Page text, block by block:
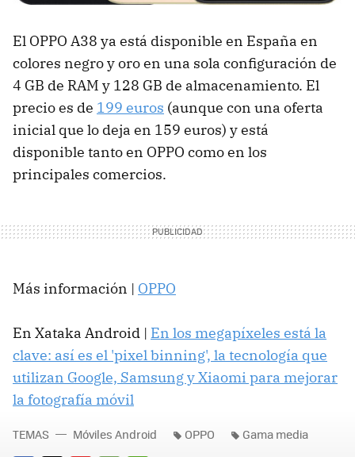
El OPPO A38 ya está disponible en España en
colores negro y oro en una sola configuración de
4 GB de RAM y 128 GB de almacenamiento. El
precio es de 199 euros (aunque con una oferta
inicial que lo deja en 159 euros) y está
disponible tanto en OPPO como en los
principales comercios.
Más información | OPPO
En Xataka Android | En los megapíxeles está la
clave: así es el 'pixel binning', la tecnología que
utilizan Google, Samsung y Xiaomi para mejorar
la fotografía móvil
TEMAS Móviles Android OPPO Gama media